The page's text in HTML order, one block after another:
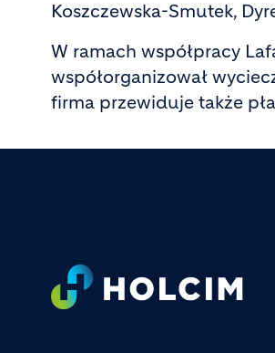
Koszczewska-Smutek,
W ramach współpracy
współorganizował
firma przewiduje także